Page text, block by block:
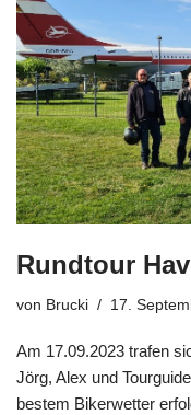
Rundtour
von Brucki 17.
Am 17.09.2023 trafen
Jörg, Alex und
bestem Bikerwetter